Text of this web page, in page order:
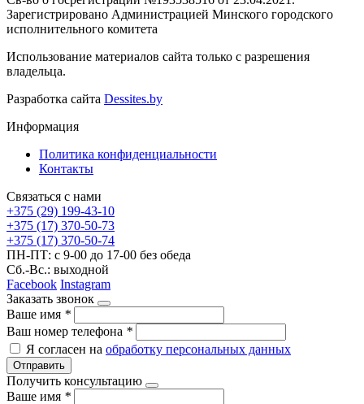
Зарегистрировано Администрацией Минского городского
исполнительного комитета
Использование материалов сайта только с разрешения
владельца.
Разработка сайта Dessites.by
Информация
Политика конфиденциальности
Контакты
Связаться с нами
+375 (29) 199-43-10
+375 (17) 370-50-73
+375 (17) 370-50-74
ПН-ПТ: с 9-00 до 17-00 без обеда
Сб.-Вс.: выходной
Facebook Instagram
Заказать звонок
Ваше имя *
Ваш номер телефона *
Я согласен на обработку персональных данных
Отправить
Получить консультацию
Ваше имя *